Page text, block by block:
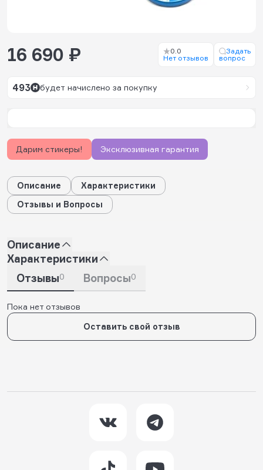
16 690 ₽
0.0
Нет отзывов
Задать
вопрос
493 будет начислено за покупку
Дарим стикеры! Эксклюзивная гарантия
Описание
Характеристики
Отзывы и Вопросы
Описание
Характеристики
Отзывы0 Вопросы0
Пока нет отзывов
Оставить свой отзыв